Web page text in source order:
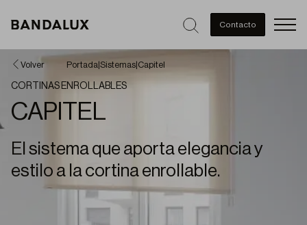
Contacto
Volver Portada Sistemas Capitel
CORTINAS ENROLLABLES
CAPITEL
El sistema que aporta elegancia y
estilo a la cortina enrollable.